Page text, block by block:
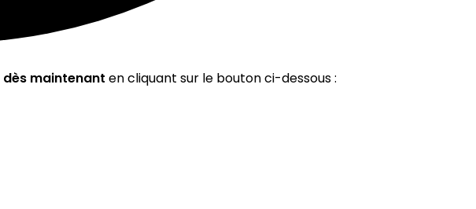
dès maintenant en cliquant sur le bouton ci-dessous :